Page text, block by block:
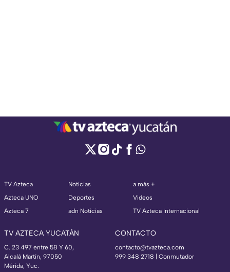
TV Azteca
Azteca UNO
Azteca 7
Noticias
Deportes
adn Noticias
a más +
Videos
TV Azteca Internacional
TV AZTECA YUCATÁN
C. 23 497 entre 58 Y 60,
Alcalá Martín, 97050
Mérida, Yuc.
CONTACTO
contacto@tvazteca.com
999 348 2718 | Conmutador